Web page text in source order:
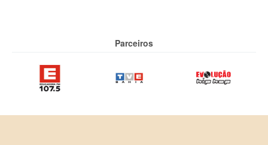
Parceiros